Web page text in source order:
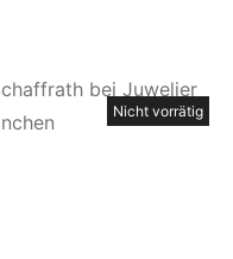
Nicht vorrätig